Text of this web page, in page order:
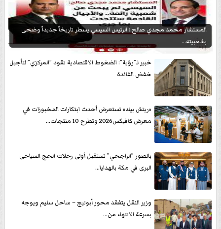
المستشار محمد مجدي صالح : الرئيس السيسي يسطر تاريخاً جديداً وضحى
بشعبيته...
خبير لـ”رؤية”: الضغوط الاقتصادية تقود ”المركزي” لتأجيل
خفض الفائدة
«ريتش بيك» تستعرض أحدث ابتكارات المخبوزات في
معرض كافيكس2026 وتطرح 10 منتجات...
بالصور ”الراجحي” تستقبل أولى رحلات الحج السياحى
البرى في مكة بالهدايا...
وزير النقل يتفقد محور أبوتيج – ساحل سليم ويوجه
بسرعة الانتهاء من...